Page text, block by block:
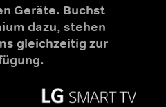
Geräte. Buchst
dazu, stehen
gleichzeitig zur